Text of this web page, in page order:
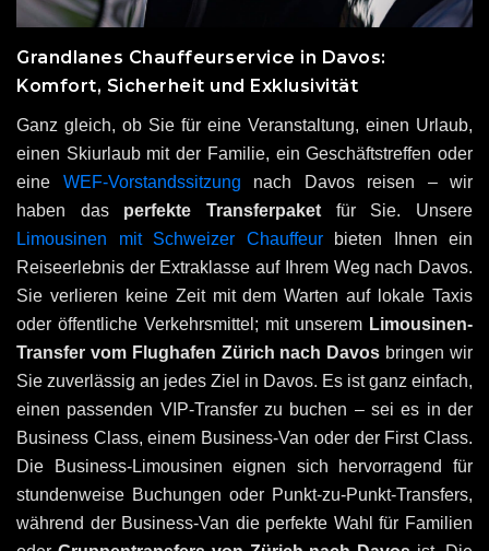
Grandlanes Chauffeurservice in Davos:
Komfort, Sicherheit und Exklusivität
Ganz gleich, ob Sie für eine Veranstaltung, einen Urlaub,
einen Skiurlaub mit der Familie, ein Geschäftstreffen oder
eine WEF-Vorstandssitzung nach Davos reisen – wir
haben das perfekte Transferpaket für Sie. Unsere
Limousinen mit Schweizer Chauffeurbieten Ihnen ein
Reiseerlebnis der Extraklasse auf Ihrem Weg nach Davos.
Sie verlieren keine Zeit mit dem Warten auf lokale Taxis
oder öffentliche Verkehrsmittel; mit unserem Limousinen-
Transfer vom Flughafen Zürich nach Davos bringen wir
Sie zuverlässig an jedes Ziel in Davos. Es ist ganz einfach,
einen passenden VIP-Transfer zu buchen – sei es in der
Business Class, einem Business-Van oder der First Class.
Die Business-Limousinen eignen sich hervorragend für
stundenweise Buchungen oder Punkt-zu-Punkt-Transfers,
während der Business-Van die perfekte Wahl für Familien